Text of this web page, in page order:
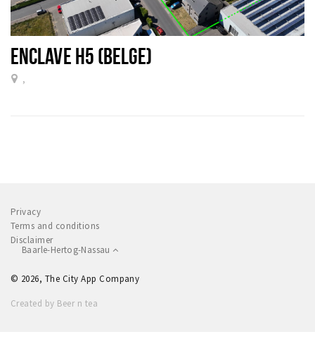
ENCLAVE H5 (BELGE)
,
Privacy
Terms and conditions
Disclaimer
Baarle-Hertog-Nassau
© 2026, The City App Company
Created by Beer n tea